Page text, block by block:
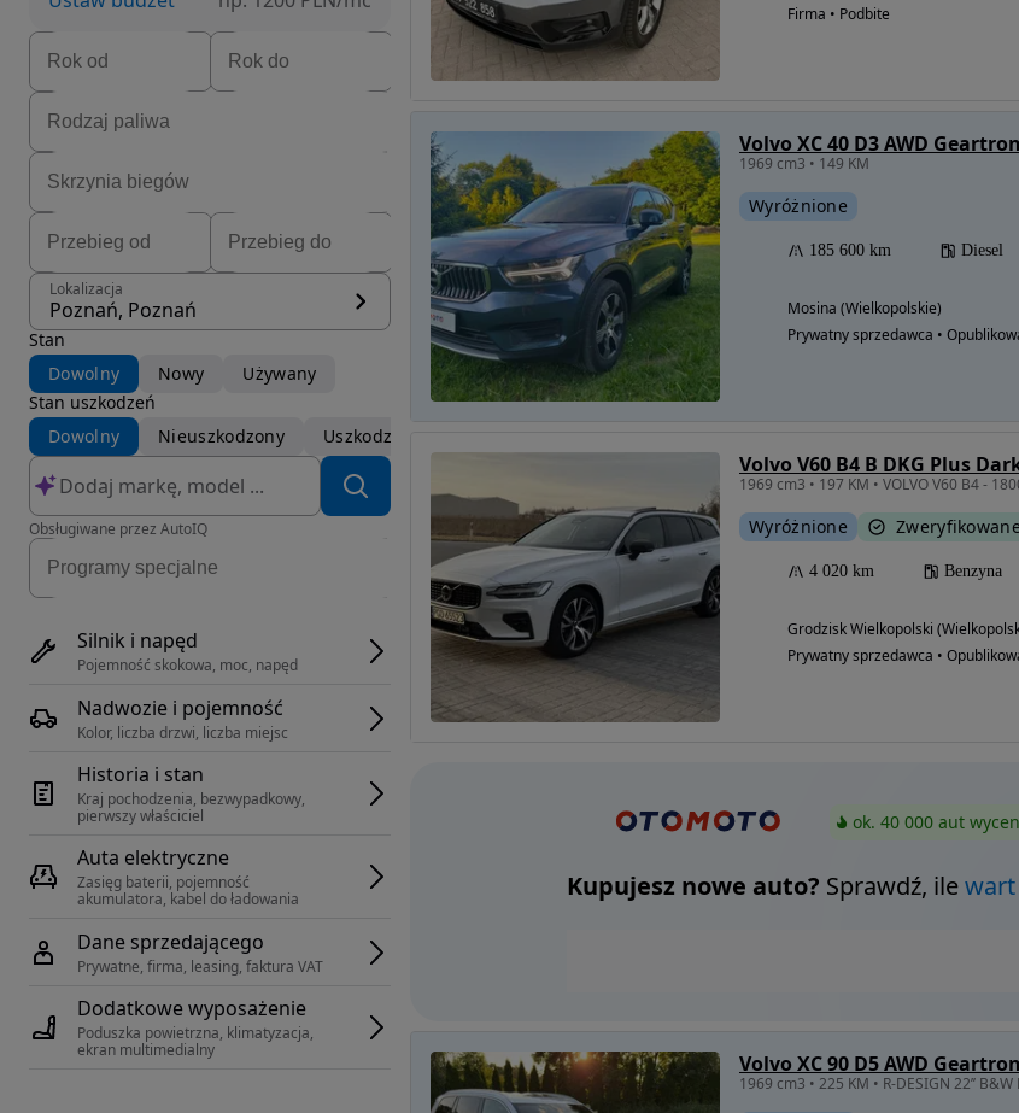
Lokalizacja
Poznań, Poznań
Stan
Dowolny
Nowy
Używany
Stan uszkodzeń
Dowolny
Nieuszkodzony Uszkodzony
Obsługiwane przez AutoIQ
Silnik i napęd
Pojemność skokowa, moc, napęd
Nadwozie i pojemność
Kolor, liczba drzwi, liczba miejsc
Historia i stan
Kraj pochodzenia, bezwypadkowy,
pierwszy właściciel
Auta elektryczne
Zasięg baterii, pojemność
akumulatora, kabel do ładowania
Dane sprzedającego
Prywatne, firma, leasing, faktura VAT
Dodatkowe wyposażenie
Poduszka powietrzna, klimatyzacja,
ekran multimedialny
Firma • Podbite
Volvo XC 40 D3 AWD
1969 cm3 • 149 KM
Wyróżnione
185 600 km Diesel
Mosina (Wielkopolskie)
Prywatny sprzedawca •
Volvo V60 B4 B DKG Plus
1969 cm3 • 197 KM • VOLVO V60 B4 -
Wyróżnione
4 020 km Benzyna
Grodzisk Wielkopolski
Prywatny sprzedawca •
ok. 40 000 aut
Kupujesz nowe auto? Sprawdź, ilewart
Volvo XC 90 D5 AWD